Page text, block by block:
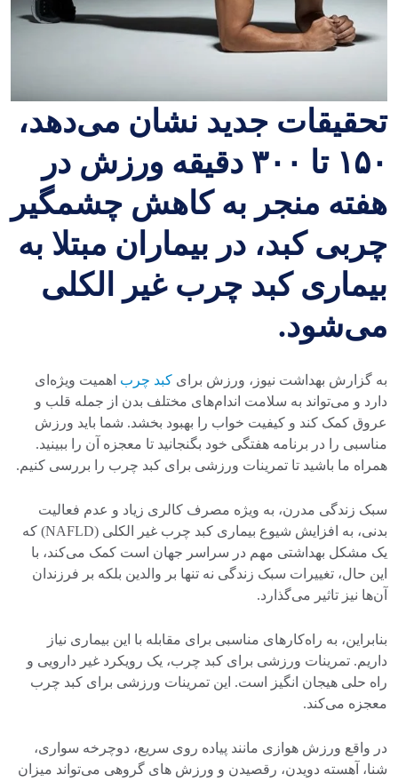
تحقیقات جدید نشان می‌دهد،
۱۵۰ تا ۳۰۰ دقیقه ورزش در
هفته منجر به کاهش چشمگیر
چربی کبد، در بیماران مبتلا به
بیماری کبد چرب غیر الکلی
می‌شود.
به گزارش بهداشت نیوز، ورزش برای کبد چرب اهمیت ویژه‌ای
دارد و می‌تواند به سلامت اندام‌های مختلف بدن از جمله قلب و
عروق کمک کند و کیفیت خواب را بهبود بخشد. شما باید ورزش
مناسبی را در برنامه هفتگی خود بگنجانید تا معجزه آن را ببینید.
همراه ما باشید تا تمرینات ورزشی برای کبد چرب را بررسی کنیم.
سبک زندگی مدرن، به ویژه مصرف کالری زیاد و عدم فعالیت
بدنی، به افزایش شیوع بیماری کبد چرب غیر الکلی (NAFLD) که
یک مشکل بهداشتی مهم در سراسر جهان است کمک می‌کند، با
این حال، تغییرات سبک زندگی نه تنها بر والدین بلکه بر فرزندان
آن‌ها نیز تاثیر می‌گذارد.
بنابراین، به راه‌کارهای مناسبی برای مقابله با این بیماری نیاز
داریم. تمرینات ورزشی برای کبد چرب، یک رویکرد غیر دارویی و
راه حلی هیجان انگیز است. این تمرینات ورزشی برای کبد چرب
معجزه می‌کند.
در واقع ورزش هوازی مانند پیاده روی سریع، دوچرخه سواری،
شنا، آهسته دویدن، رقصیدن و ورزش های گروهی می‌تواند میزان